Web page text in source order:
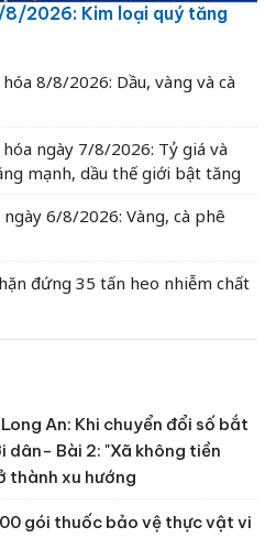
2026: Kim loại quý tăng
8/8/2026: Dầu, vàng và cà
ngày 7/8/2026: Tỷ giá và
mạnh, dầu thế giới bật tăng
6/8/2026: Vàng, cà phê
đứng 35 tấn heo nhiễm chất
An: Khi chuyển đổi số bắt
dân- Bài 2: "Xã không tiền
thành xu hướng
gói thuốc bảo vệ thực vật vi